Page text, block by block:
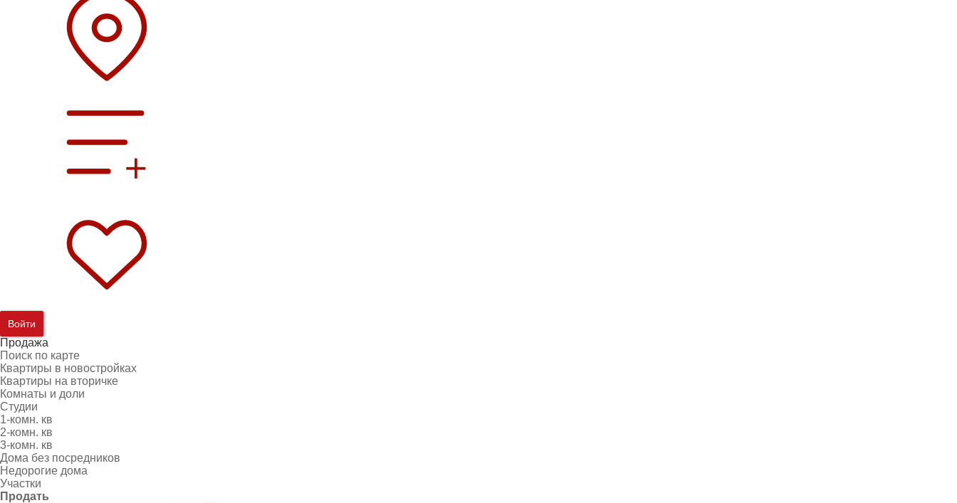
Войти
Продажа
Поиск по карте
Квартиры в новостройках
Квартиры на вторичке
Комнаты и доли
Студии
1-комн. кв
2-комн. кв
3-комн. кв
Дома без посредников
Недорогие дома
Участки
Продать